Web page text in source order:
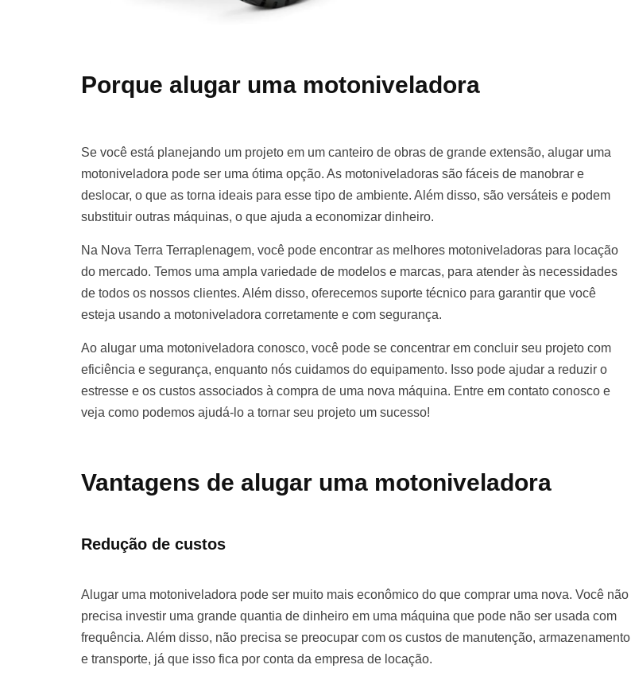
Porque alugar uma motoniveladora
Se você está planejando um projeto em um canteiro de obras de grande extensão, alugar uma
motoniveladora pode ser uma ótima opção. As motoniveladoras são fáceis de manobrar e
deslocar, o que as torna ideais para esse tipo de ambiente. Além disso, são versáteis e podem
substituir outras máquinas, o que ajuda a economizar dinheiro.
Na Nova Terra Terraplenagem, você pode encontrar as melhores motoniveladoras para locação
do mercado. Temos uma ampla variedade de modelos e marcas, para atender às necessidades
de todos os nossos clientes. Além disso, oferecemos suporte técnico para garantir que você
esteja usando a motoniveladora corretamente e com segurança.
Ao alugar uma motoniveladora conosco, você pode se concentrar em concluir seu projeto com
eficiência e segurança, enquanto nós cuidamos do equipamento. Isso pode ajudar a reduzir o
estresse e os custos associados à compra de uma nova máquina. Entre em contato conosco e
veja como podemos ajudá-lo a tornar seu projeto um sucesso!
Vantagens de alugar uma motoniveladora
Redução de custos
Alugar uma motoniveladora pode ser muito mais econômico do que comprar uma nova. Você não
precisa investir uma grande quantia de dinheiro em uma máquina que pode não ser usada com
frequência. Além disso, não precisa se preocupar com os custos de manutenção, armazenamento
e transporte, já que isso fica por conta da empresa de locação.